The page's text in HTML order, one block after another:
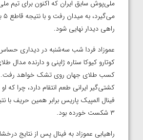
ملی‌پوش سابق ایران که اکنون برای تیم
راهی دیدار نهایی شود.
عموزاد فردا شب سه‌شنبه در دیداری حساس
کوتارو کیوکا ستاره ژاپنی و دارنده مدال
کسب طلای جهان روی تشک خواهد رفت.
کشتی‌گیر ایرانی طعم انتقام دارد، چرا که
۳ شکست خورده بود.
راهیابی عموزاد به فینال پس از نتایج